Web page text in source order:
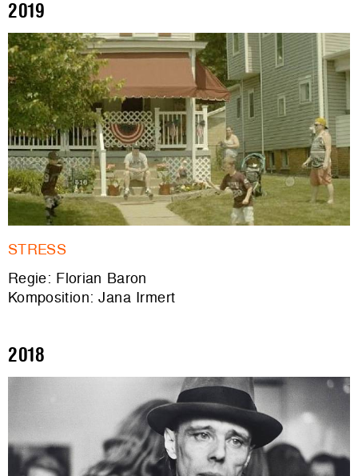
2019
STRESS
Regie: Florian Baron
Komposition: Jana Irmert
2018